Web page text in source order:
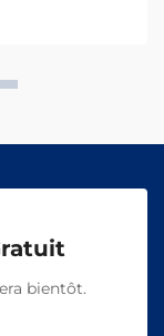
bientôt.